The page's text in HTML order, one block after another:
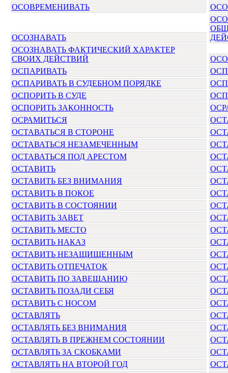
ОСОВРЕМЕНИВАТЬ
ОСОЗНАВАТЬ
ОСОЗНАВАТЬ ФАКТИЧЕСКИЙ ХАРАКТЕР
СВОИХ ДЕЙСТВИЙ
ОСПАРИВАТЬ
ОСПАРИВАТЬ В СУДЕБНОМ ПОРЯДКЕ
ОСПОРИТЬ В СУДЕ
ОСПОРИТЬ ЗАКОННОСТЬ
ОСРАМИТЬСЯ
ОСТАВАТЬСЯ В СТОРОНЕ
ОСТАВАТЬСЯ НЕЗАМЕЧЕННЫМ
ОСТАВАТЬСЯ ПОД АРЕСТОМ
ОСТАВИТЬ
ОСТАВИТЬ БЕЗ ВНИМАНИЯ
ОСТАВИТЬ В ПОКОЕ
ОСТАВИТЬ В СОСТОЯНИИ
ОСТАВИТЬ ЗАВЕТ
ОСТАВИТЬ МЕСТО
ОСТАВИТЬ НАКАЗ
ОСТАВИТЬ НЕЗАЩИЩЕННЫМ
ОСТАВИТЬ ОТПЕЧАТОК
ОСТАВИТЬ ПО ЗАВЕЩАНИЮ
ОСТАВИТЬ ПОЗАДИ СЕБЯ
ОСТАВИТЬ С НОСОМ
ОСТАВЛЯТЬ
ОСТАВЛЯТЬ БЕЗ ВНИМАНИЯ
ОСТАВЛЯТЬ В ПРЕЖНЕМ СОСТОЯНИИ
ОСТАВЛЯТЬ ЗА СКОБКАМИ
ОСТАВЛЯТЬ НА ВТОРОЙ ГОД